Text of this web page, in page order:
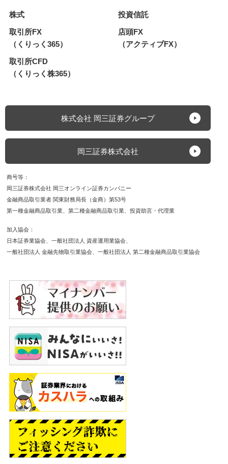
株式
投資信託
取引所FX
（くりっく365）
店頭FX
（アクティブFX）
取引所CFD
（くりっく株365）
株式会社 岡三証券グループ
岡三証券株式会社
商号等
岡三証券株式会社 岡三オンライン証券カンパニー
金融商品取引業者 関東財務局長（金商）第53号
第一種金融商品取引業
第二種金融商品取引業 投資助言・代理業
加入協会
日本証券業協会
一般社団法人 資産運用業協会
一般社団法人 金融先物取引業協会
一般社団法人 第二種金融商品取引業協会